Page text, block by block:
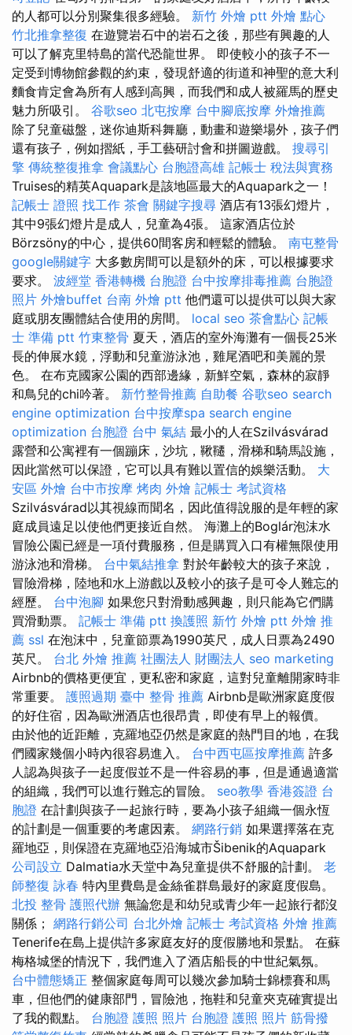
的人都可以分別聚集很多經驗。 新竹 外燴 ptt 外燴 點心
竹北推拿整復 在遊覽岩石中的岩石之後，那些有興趣的人
可以了解克里特島的當代恐龍世界。 即使較小的孩子不一
定受到博物館參觀的約束，發現舒適的街道和神聖的意大利
麵食肯定會為所有人感到高興，而我們和成人被羅馬的歷史
魅力所吸引。 谷歌seo 北屯按摩 台中腳底按摩 外燴推薦
除了兒童磁盤，迷你迪斯科舞廳，動畫和遊樂場外，孩子們
還有孩子，例如摺紙，手工藝研討會和拼圖遊戲。 搜尋引
擎 傳統整復推拿 會議點心 台胞證高雄 記帳士 稅法與實務
Truises的精英Aquapark是該地區最大的Aquapark之一！
記帳士 證照 找工作 茶會 關鍵字搜尋 酒店有13張幻燈片，
其中9張幻燈片是成人，兒童為4張。 這家酒店位於
Börzsöny的中心，提供60間客房和輕鬆的體驗。 南屯整骨
google關鍵字 大多數房間可以是額外的床，可以根據要求
要求。 波經堂 香港轉機 台胞證 台中按摩排毒推薦 台胞證
照片 外燴buffet 台南 外燴 ptt 他們還可以提供可以與大家
庭或朋友團體結合使用的房間。 local seo 茶會點心 記帳
士 準備 ptt 竹東整骨 夏天，酒店的室外海灘有一個長25米
長的伸展水鏡，浮動和兒童游泳池，雞尾酒吧和美麗的景
色。 在布克國家公園的西部邊緣，新鮮空氣，森林的寂靜
和鳥兒的chi吟著。 新竹整骨推薦 自助餐 谷歌seo search
engine optimization 台中按摩spa search engine
optimization 台胞證 台中 氣結 最小的人在Szilvásvárad
露營和公寓裡有一個蹦床，沙坑，鞦韆，滑梯和騎馬設施，
因此當然可以保證，它可以具有難以置信的娛樂活動。 大
安區 外燴 台中市按摩 烤肉 外燴 記帳士 考試資格
Szilvásvárad以其視線而聞名，因此值得說服的是年輕的家
庭成員遠足以使他們更接近自然。 海灘上的Boglár泡沫水
冒險公園已經是一項付費服務，但是購買入口有權無限使用
游泳池和滑梯。 台中氣結推拿 對於年齡較大的孩子來說，
冒險滑梯，陸地和水上游戲以及較小的孩子是可令人難忘的
經歷。 台中泡腳 如果您只對滑動感興趣，則只能為它們購
買滑動票。 記帳士 準備 ptt 換護照 新竹 外燴 ptt 外燴 推
薦 ssl 在泡沫中，兒童節票為1990英尺，成人日票為2490
英尺。 台北 外燴 推薦 社團法人 財團法人 seo marketing
Airbnb的價格更便宜，更私密和家庭，這對兒童離開家時非
常重要。 護照過期 臺中 整骨 推薦 Airbnb是歐洲家庭度假
的好住宿，因為歐洲酒店也很昂貴，即使有早上的報價。
由於他的近距離，克羅地亞仍然是家庭的熱門目的地，在我
們國家幾個小時內很容易進入。 台中西屯區按摩推薦 許多
人認為與孩子一起度假並不是一件容易的事，但是通過適當
的組織，我們可以進行難忘的冒險。 seo教學 香港簽證 台
胞證 在計劃與孩子一起旅行時，要為小孩子組織一個永恆
的計劃是一個重要的考慮因素。 網路行銷 如果選擇落在克
羅地亞，則保證在克羅地亞沿海城市Šibenik的Aquapark
公司設立 Dalmatia水天堂中為兒童提供不舒服的計劃。 老
師整復 詠春 特內里費島是金絲雀群島最好的家庭度假島。
北投 整骨 護照代辦 無論您是和幼兒或青少年一起旅行都沒
關係； 網路行銷公司 台北外燴 記帳士 考試資格 外燴 推薦
Tenerife在島上提供許多家庭友好的度假勝地和景點。 在蘇
梅格城堡的情況下，我們進入了酒店船長的中世紀氣氛。
台中體態矯正 整個家庭每周可以幾次參加騎士錦標賽和馬
車，但他們的健康部門，冒險池，拖鞋和兒童夾克確實提出
了我的觀點。 台胞證 護照 照片 台胞證 護照 照片 筋骨撥